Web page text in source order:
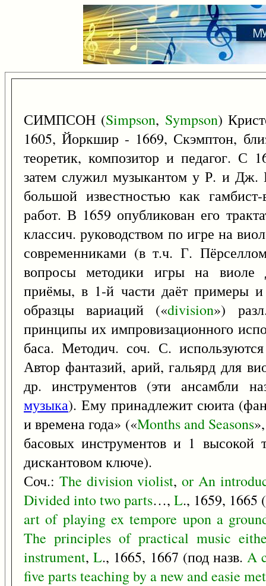
СИМПСОН (Simpson, Sympson)
1605, Йоркшир - 1669, Скэмптон,
теоретик, композитор и педагог. С
затем служил музыкантом у Р. и Дж.
большой известностью как
работ. В 1659 опубликован его
классич. руководством по игре на
современниками (в т.ч. Г.
вопросы методики игры на виоле
приёмы, в 1-й части даёт примеры
образцы вариаций («division»)
принципы их импровизационного
баса. Методич. соч. С.
Автор фантазий, арий, гальярд для
др. инструментов (эти ансамбли
музыка). Ему принадлежит сюита
и времена года» («Months and Seasons
басовых инструментов и 1 высокой
дискантовом ключе).
Соч.: The division violist, or An
Dividedintotwoparts…, L., 1659, 1665
art of playing ex tempore upon a
The principles of practical music
instrument,L., 1665, 1667 (под назв.A
five partsteachingby anew andeasie